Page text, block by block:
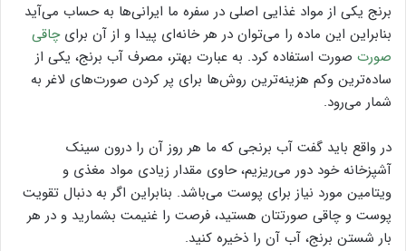
برنج یکی از مواد غذایی اصلی در سفره ما ایرانی‌ها به حساب می‌آید
بنابراین این ماده را می‌توان در هر خانه‌ای پیدا و از آن برایچاقی
صورت صورت استفاده کرد. به عبارت بهتر، مصرف آب برنج، یکی از
ساده‌ترین وکم هزینه‌ترین روش‌ها برای پر کردن صورت‌های لاغر به
شمار می‌رود.
در واقع باید گفت آب برنجی که ما هر روز آن را درون سینک
آشپزخانه خود دور می‌ریزیم، حاوی مقدار زیادی مواد مغذی و
ویتامین مورد نیاز برای پوست می‌باشد. بنابراین اگر به دنبال تقویت
پوست و چاقی صورتتان هستید، فرصت را غنیمت بشمارید و در هر
بار شستن برنج، آب آن را ذخیره کنید.